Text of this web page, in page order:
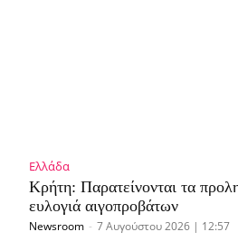
Ελλάδα
Κρήτη: Παρατείνονται τα
ευλογιά αιγοπροβάτων
Newsroom - 7 Αυγούστου 2026 | 12:57